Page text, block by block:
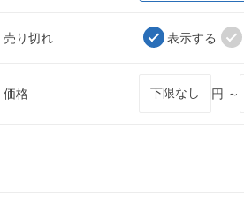
売り切れ 表示する
価格 円 ～